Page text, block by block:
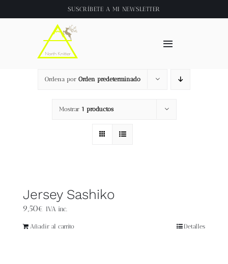
al
SUSCRÍBETE A MI NEWSLETTER
Toggle
Inicio
About
Tienda
Videos
Ordena por Orden predeterminado
Mostrar 1 productos
Jersey Sashiko
9,50€ IVA inc.
Añadir al carrito Detalles